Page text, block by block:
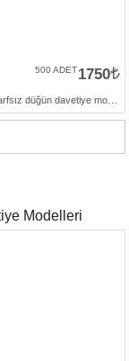
1750
500 ADET
Modelleri